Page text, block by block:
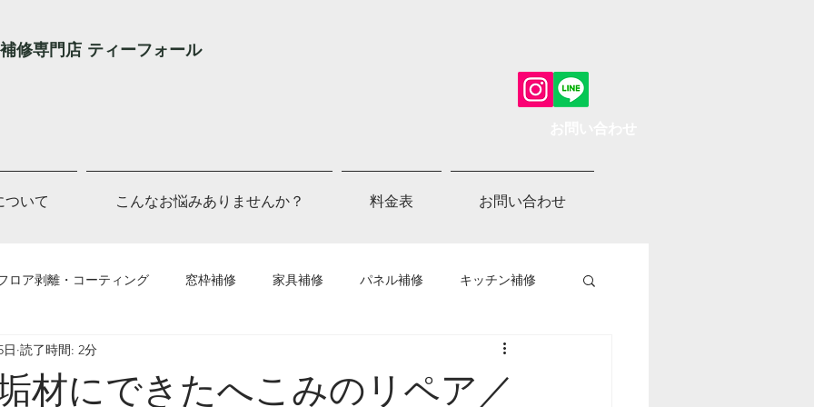
修専門店 ティーフォール
ついて こんなお悩みありませんか？ 料金表 お問い合わせ
ロア剥離・コーティング 窓枠補修 家具補修 パネル補修 キッチン補修
補修
材にできたへこみのリペア／
日 読了時間: 2分